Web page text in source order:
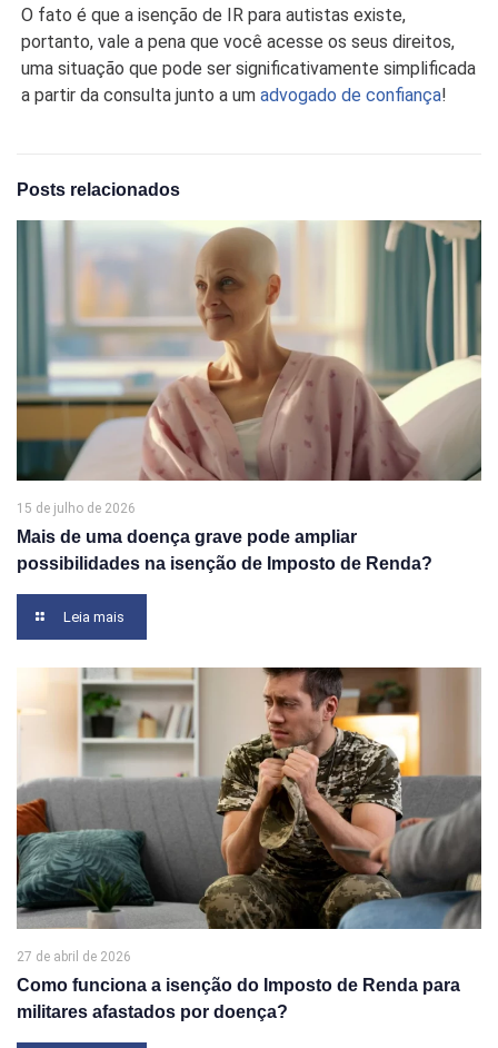
O fato é que a isenção de IR para autistas existe,
portanto, vale a pena que você acesse os seus direitos,
uma situação que pode ser significativamente simplificada
a partir da consulta junto a umadvogado de confiança!
Posts relacionados
15 de julho de 2026
Mais de uma doença grave pode ampliar
possibilidades na isenção de Imposto de Renda?
Leia mais
27 de abril de 2026
Como funciona a isenção do Imposto de Renda para
militares afastados por doença?